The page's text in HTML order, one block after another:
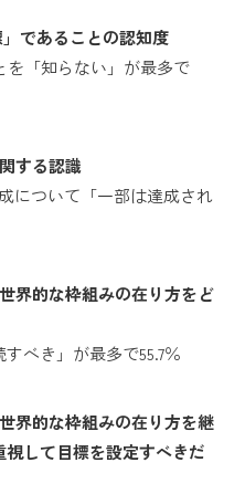
であることの認知度
を「知らない」が最多で
する認識
について「一部は達成され
界的な枠組みの在り方をど
べき」が最多で55.7％
界的な枠組みの在り方を継
して目標を設定すべきだ